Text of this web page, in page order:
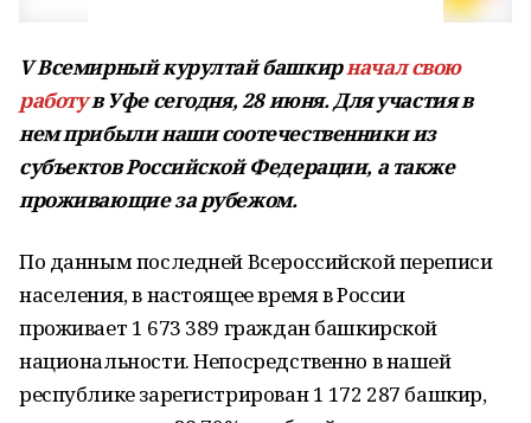
V Всемирный курултай башкирначал свою
работув Уфе сегодня, 28 июня. Для участия в
нем прибыли наши соотечественники из
субъектов Российской Федерации, а также
проживающие за рубежом.
По данным последней Всероссийской переписи
населения, в настоящее время в России
проживает 1 673 389 граждан башкирской
национальности. Непосредственно в нашей
республике зарегистрирован 1 172 287 башкир,